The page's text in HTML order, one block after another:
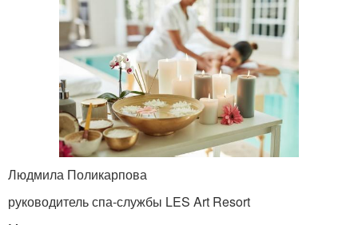
Людмила Поликарпова
руководитель спа-службы LES Art Resort